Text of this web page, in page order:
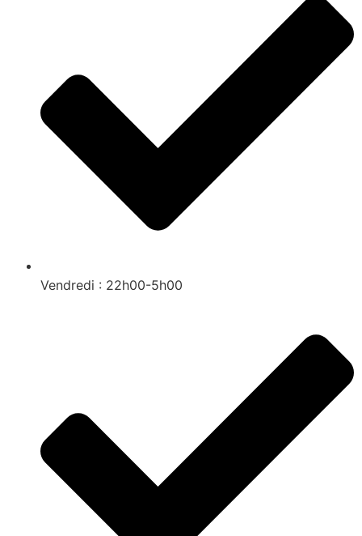
Vendredi : 22h00-5h00